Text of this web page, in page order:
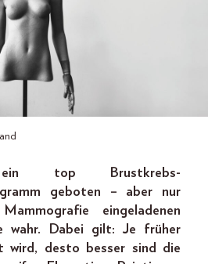
top Brustkrebs-
geboten – aber nur
eingeladenen
wahr. Dabei gilt: Je früher
wird, desto besser sind die